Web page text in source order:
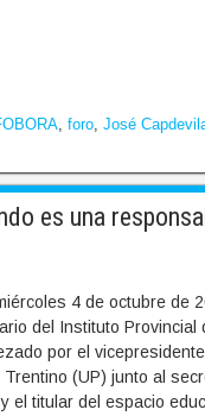
, foro, José
es una
4 de octubre de
del Instituto Provincial
por el
Trentino (UP) junto al
el titular del espacio